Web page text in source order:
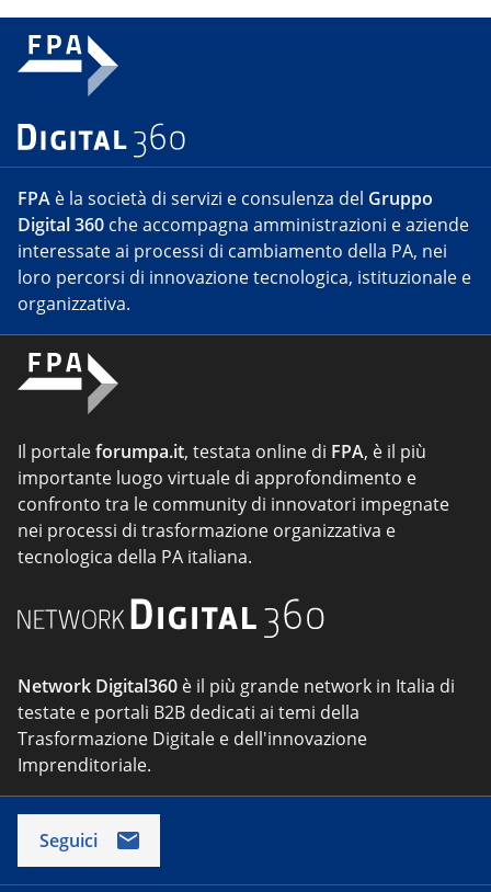
FPA è la società di servizi e consulenza del Gruppo
Digital 360 che accompagna amministrazioni e aziende
interessate ai processi di cambiamento della PA, nei
loro percorsi di innovazione tecnologica, istituzionale e
organizzativa.
Il portaleforumpa.it, testata online di FPA, è il più
importante luogo virtuale di approfondimento e
confronto tra le community di innovatori impegnate
nei processi di trasformazione organizzativa e
tecnologica della PA italiana.
Network Digital360 è il più grande network in Italia di
testate e portali B2B dedicati ai temi della
Trasformazione Digitale e dell'innovazione
Imprenditoriale.
Seguici